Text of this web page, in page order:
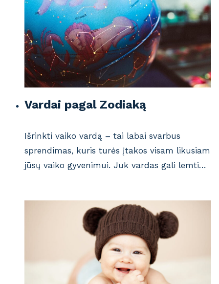
Vardai pagal Zodiaką
Išrinkti vaiko vardą – tai labai svarbus
sprendimas, kuris turės įtakos visam likusiam
jūsų vaiko gyvenimui. Juk vardas gali lemti…